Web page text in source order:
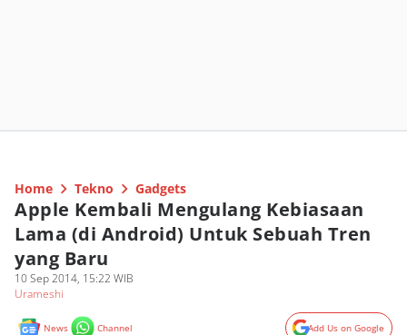
Home Tekno Gadgets
Apple Kembali Mengulang Kebiasaan
Lama (di Android) Untuk Sebuah Tren
yang Baru
10 Sep 2014, 15:22 WIB
Urameshi
News Channel Add Us on Google